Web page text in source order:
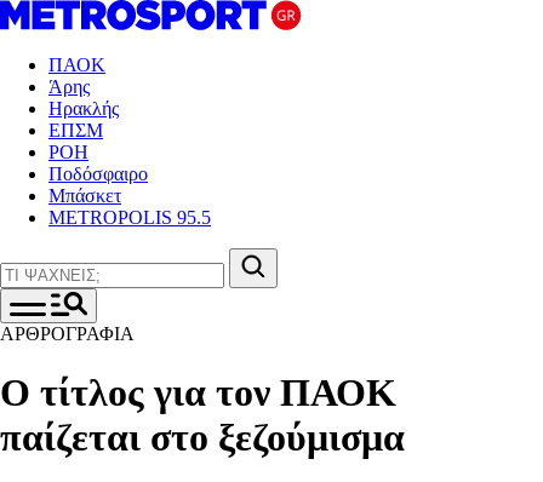
ΠΑΟΚ
Άρης
Ηρακλής
ΕΠΣΜ
ΡΟΗ
Ποδόσφαιρο
Μπάσκετ
METROPOLIS 95.5
ΑΡΘΡΟΓΡΑΦΙΑ
Ο τίτλος για τον ΠΑΟΚ
παίζεται στο ξεζούμισμα